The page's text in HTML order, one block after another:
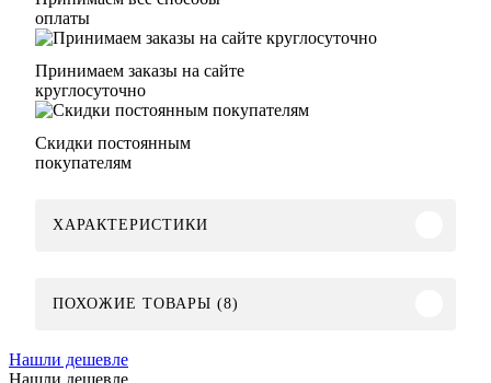
оплаты
Принимаем заказы на сайте
круглосуточно
Скидки постоянным
покупателям
ХАРАКТЕРИСТИКИ
ПОХОЖИЕ ТОВАРЫ (8)
Нашли дешевле
Нашли дешевле